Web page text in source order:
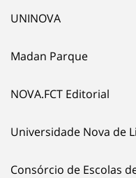
UNINOVA
Madan Parque
NOVA.FCT Editorial
Universidade Nova de
Consórcio de Escolas